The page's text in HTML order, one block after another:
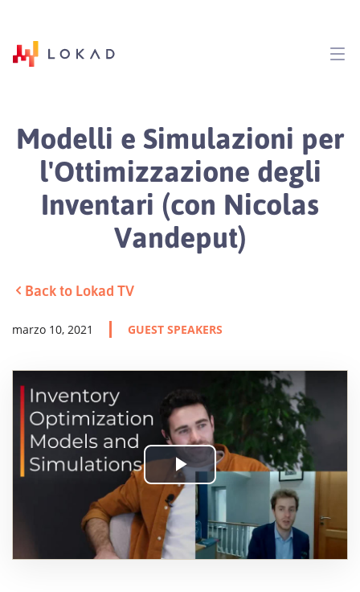
Modelli e Simulazioni per
l'Ottimizzazione degli
Inventari (con Nicolas
Vandeput)
Back to Lokad TV
marzo 10, 2021 GUEST SPEAKERS
Play
Video